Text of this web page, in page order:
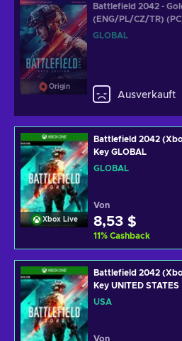
Origin
Battlefield 2042 -
(ENG/PL/CZ/TR)
GLOBAL
GLOBAL
Ausverkauft
Xbox Live
Battlefield 2042
Key GLOBAL
GLOBAL
Von
8,53 $
11% Cashback
Battlefield 2042
Key UNITED STATES
USA
Von